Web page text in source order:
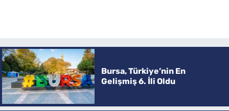
Bursa, Türkiye’nin En
Gelişmiş 6. İli Oldu